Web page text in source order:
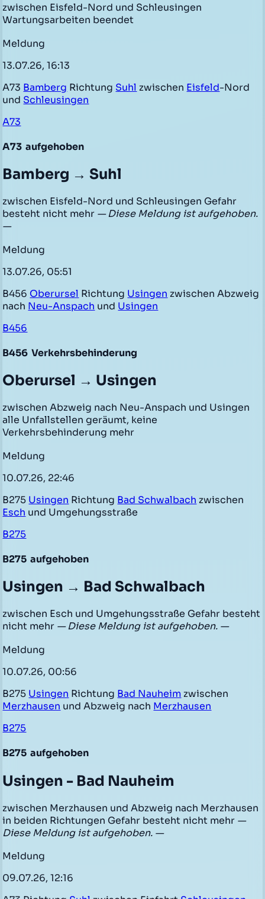
zwischen Eisfeld-Nord und Schleusingen
Wartungsarbeiten beendet
Meldung
13.07.26, 16:13
A73 Bamberg Richtung Suhl zwischen Eisfeld-Nord
und Schleusingen
A73
A73 aufgehoben
Bamberg → Suhl
zwischen Eisfeld-Nord und Schleusingen Gefahr
besteht nicht mehr — Diese Meldung ist aufgehoben.
—
Meldung
13.07.26, 05:51
B456 Oberursel Richtung Usingen zwischen Abzweig
nach Neu-Anspach und Usingen
B456
B456 Verkehrsbehinderung
Oberursel → Usingen
zwischen Abzweig nach Neu-Anspach und Usingen
alle Unfallstellen geräumt, keine
Verkehrsbehinderung mehr
Meldung
10.07.26, 22:46
B275 Usingen Richtung Bad Schwalbach zwischen
Esch und Umgehungsstraße
B275
B275 aufgehoben
Usingen → Bad Schwalbach
zwischen Esch und Umgehungsstraße Gefahr besteht
nicht mehr — Diese Meldung ist aufgehoben. —
Meldung
10.07.26, 00:56
B275 Usingen Richtung Bad Nauheim zwischen
Merzhausen und Abzweig nach Merzhausen
B275
B275 aufgehoben
Usingen - Bad Nauheim
zwischen Merzhausen und Abzweig nach Merzhausen
in beiden Richtungen Gefahr besteht nicht mehr —
Diese Meldung ist aufgehoben. —
Meldung
09.07.26, 12:16